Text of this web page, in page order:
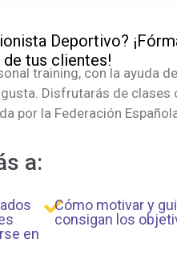
Deportivo?
tus clientes!
training, con la ayuda
Disfrutarás de
por la Federación
a:
en
Cómo motivar y
consigan los